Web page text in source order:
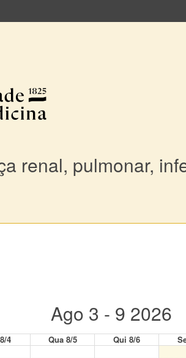
renal, pulmonar,
Ago 3 - 9 2026
4 Qua 8/5 Qui 8/6